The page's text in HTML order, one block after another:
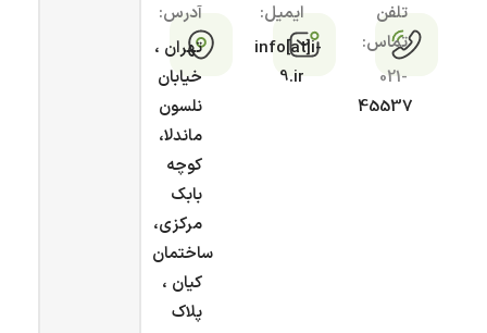
تلفن
تماس:
021-
45537
ایمیل:
info[at]i-
9.ir
آدرس:
تهران ،
خیابان
نلسون
ماندلا،
کوچه
بابک
مرکزی،
ساختمان
کیان ،
پلاک